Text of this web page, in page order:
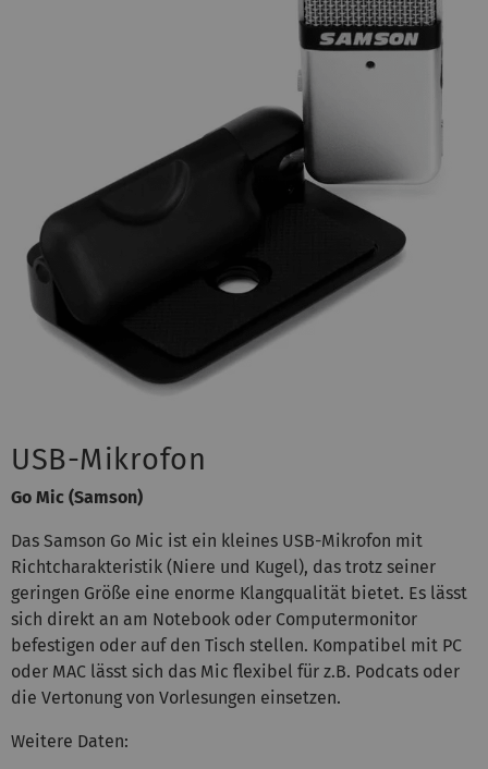
USB-Mikrofon
Go Mic (Samson)
Das Samson Go Mic ist ein kleines USB-Mikrofon mit
Richtcharakteristik (Niere und Kugel), das trotz seiner
geringen Größe eine enorme Klangqualität bietet. Es lässt
sich direkt an am Notebook oder Computermonitor
befestigen oder auf den Tisch stellen. Kompatibel mit PC
oder MAC lässt sich das Mic flexibel für z.B. Podcats oder
die Vertonung von Vorlesungen einsetzen.
Weitere Daten: